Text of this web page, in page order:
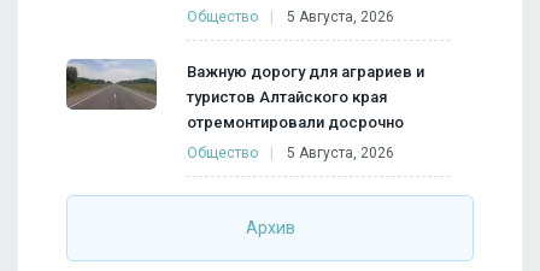
Общество 5 Августа, 2026
Важную дорогу для аграриев и
туристов Алтайского края
отремонтировали досрочно
Общество 5 Августа, 2026
Архив